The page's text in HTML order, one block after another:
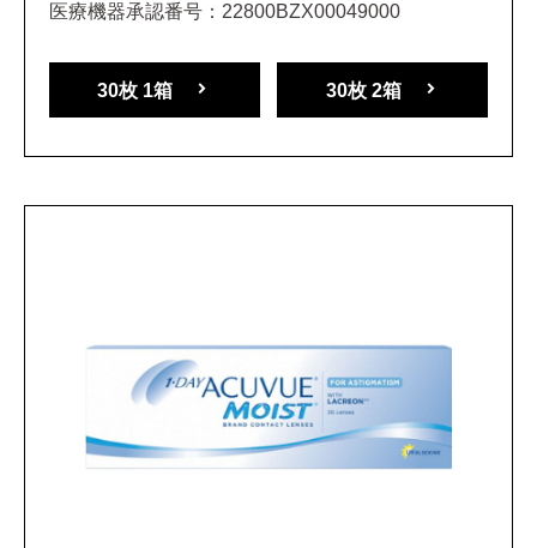
医療機器承認番号：22800BZX00049000
30枚 1箱 30枚 2箱